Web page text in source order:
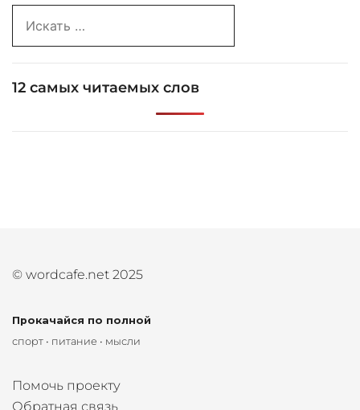
for:
12 самых читаемых слов
© wordcafe.net 2025
Прокачайся по полной
спорт • питание • мысли
Помочь проекту
Обратная связь